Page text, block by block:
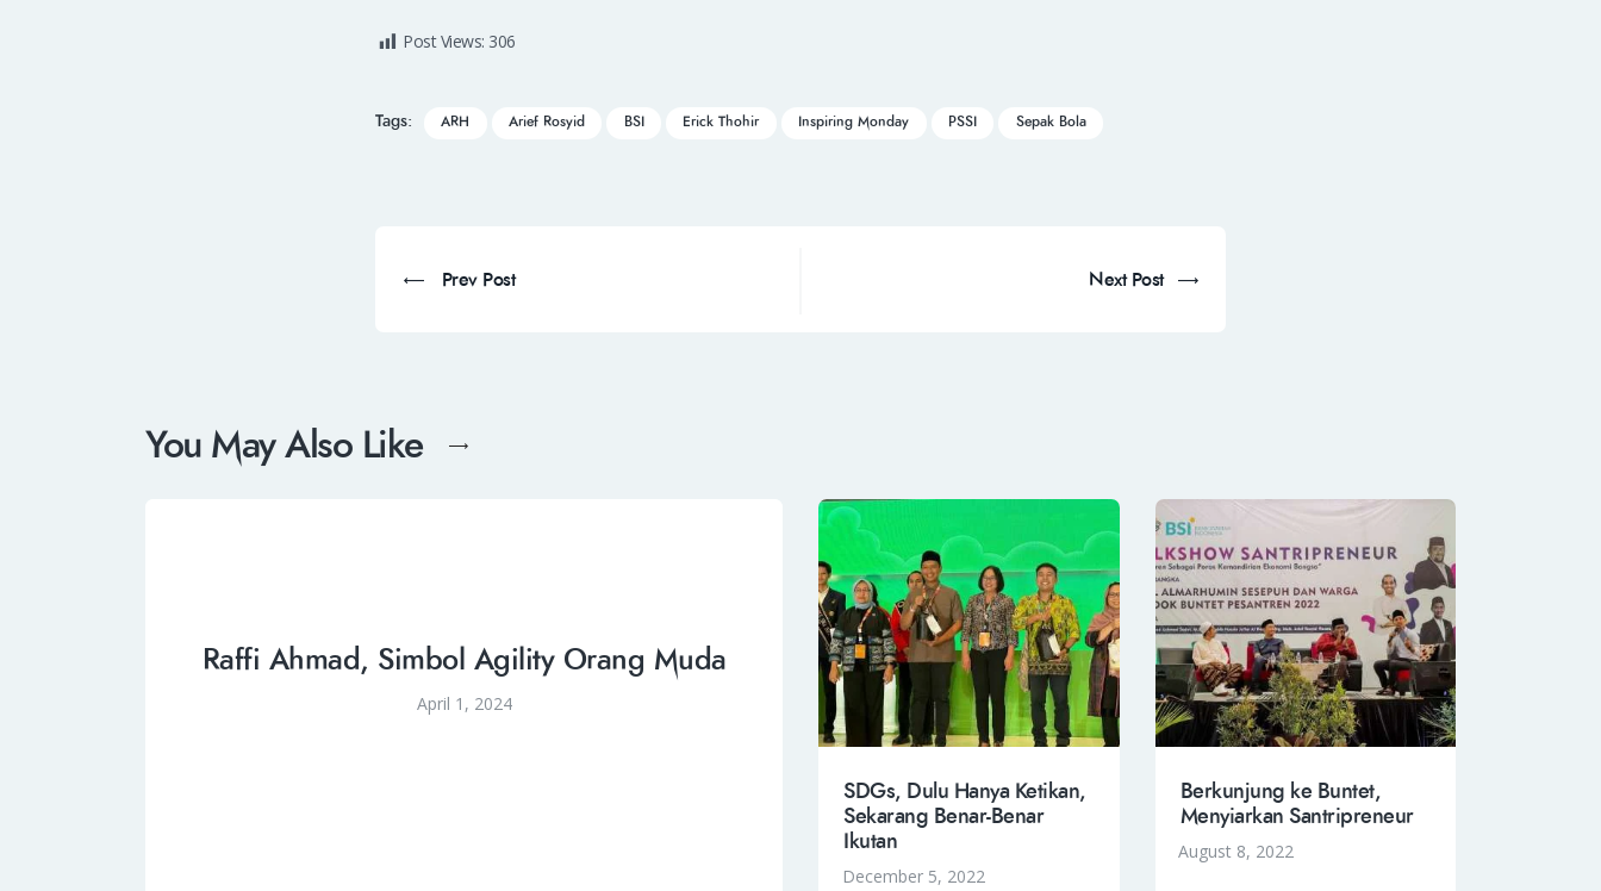
Post Views: 306
Tags: ARH Arief Rosyid BSI Erick Thohir Inspiring Monday PSSI Sepak Bola
Prev Post Next Post
You May Also Like
Raffi Ahmad, Simbol Agility Orang Muda
April 1, 2024
SDGs, Dulu Hanya Ketikan,
Sekarang Benar-Benar
Ikutan
December 5, 2022
Berkunjung ke Buntet,
Menyiarkan Santripreneur
August 8, 2022